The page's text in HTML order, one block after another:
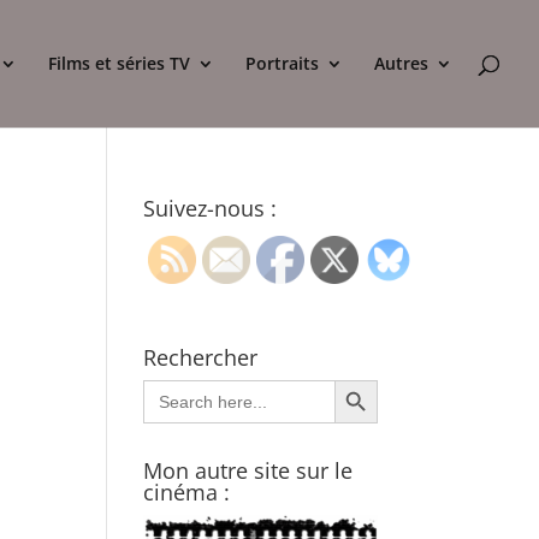
Films et séries TV Portraits Autres
Suivez-nous :
Rechercher
Search
for:
Search Button
Mon autre site sur le
cinéma :